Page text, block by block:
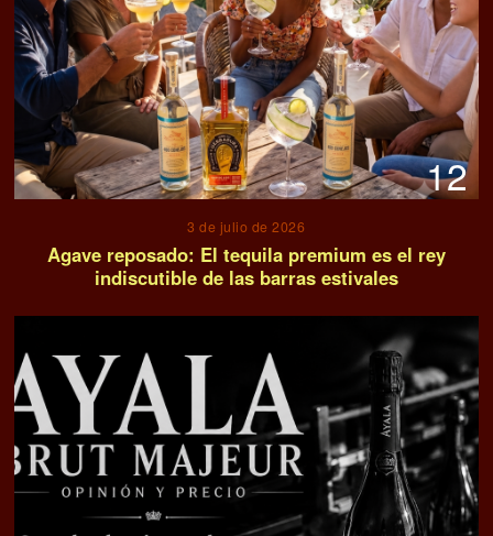
12
3 de julio de 2026
Agave reposado: El tequila premium es el rey
indiscutible de las barras estivales